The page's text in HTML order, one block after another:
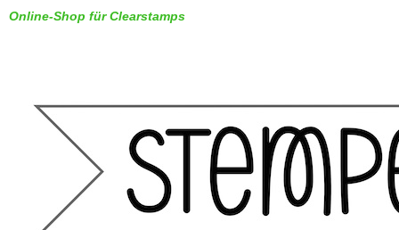
Online-Shop für Clearstamps